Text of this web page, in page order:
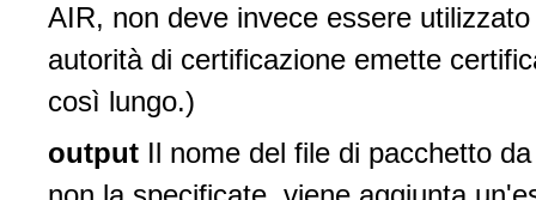
AIR, non deve invece essere
autorità di certificazione emette
così lungo.)
output Il nome del file di pacchetto